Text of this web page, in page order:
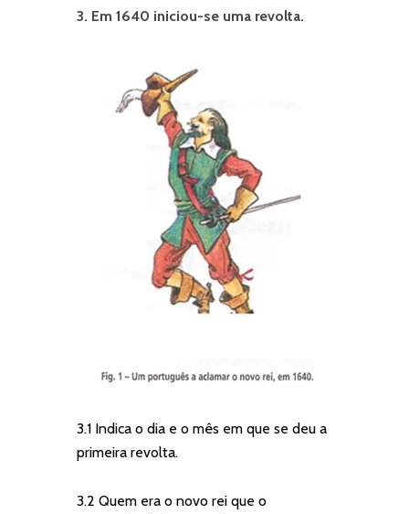
3. Em 1640 iniciou-se uma revolta.
3.1 Indica o dia e o mês em que se deu a
primeira revolta.
3.2 Quem era o novo rei que o